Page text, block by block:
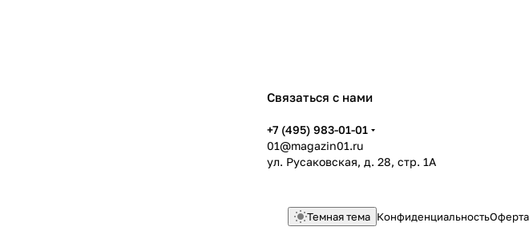
Связаться с нами
+7 (495) 983-01-01
01@magazin01.ru
ул. Русаковская, д. 28, стр. 1А
Темная тема КонфиденциальностьОферта